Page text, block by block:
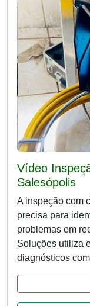
Vídeo
Salesópolis
A inspeção com
precisa para
problemas em
Soluções utiliza
diagnósticos